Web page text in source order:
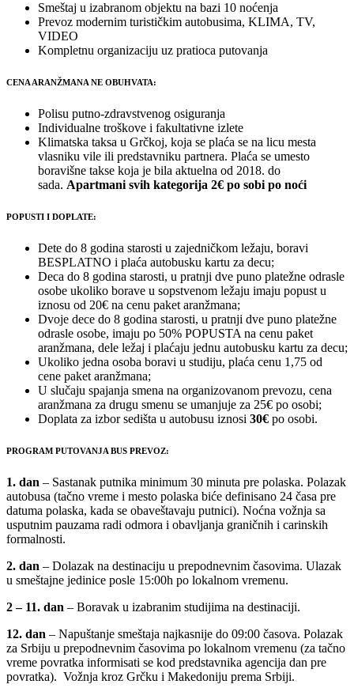
Smeštaj u izabranom objektu na bazi 10 noćenja
Prevoz modernim turističkim autobusima, KLIMA, TV,
VIDEO
Kompletnu organizaciju uz pratioca putovanja
CENA ARANŽMANA NE OBUHVATA:
Polisu putno-zdravstvenog osiguranja
Individualne troškove i fakultativne izlete
Klimatska taksa u Grčkoj, koja se plaća se na licu mesta
vlasniku vile ili predstavniku partnera. Plaća se umesto
boravišne takse koja je bila aktuelna od 2018. do
sada. Apartmani svih kategorija 2€ po sobi po noći
POPUSTI I DOPLATE:
Dete do 8 godina starosti u zajedničkom ležaju, boravi
BESPLATNO i plaća autobusku kartu za decu;
Deca do 8 godina starosti, u pratnji dve puno platežne odrasle
osobe ukoliko borave u sopstvenom ležaju imaju popust u
iznosu od 20€ na cenu paket aranžmana;
Dvoje dece do 8 godina starosti, u pratnji dve puno platežne
odrasle osobe, imaju po 50% POPUSTA na cenu paket
aranžmana, dele ležaj i plaćaju jednu autobusku kartu za decu;
Ukoliko jedna osoba boravi u studiju, plaća cenu 1,75 od
cene paket aranžmana;
U slučaju spajanja smena na organizovanom prevozu, cena
aranžmana za drugu smenu se umanjuje za 25€ po osobi;
Doplata za izbor sedišta u autobusu iznosi 30€ po osobi.
PROGRAM PUTOVANJA BUS PREVOZ:
1. dan – Sastanak putnika minimum 30 minuta pre polaska. Polazak
autobusa (tačno vreme i mesto polaska biće definisano 24 časa pre
datuma polaska, kada se obaveštavaju putnici). Noćna vožnja sa
usputnim pauzama radi odmora i obavljanja graničnih i carinskih
formalnosti.
2. dan – Dolazak na destinaciju u prepodnevnim časovima. Ulazak
u smeštajne jedinice posle 15:00h po lokalnom vremenu.
2 – 11. dan – Boravak u izabranim studijima na destinaciji.
12. dan – Napuštanje smeštaja najkasnije do 09:00 časova. Polazak
za Srbiju u prepodnevnim časovima po lokalnom vremenu (za tačno
vreme povratka informisati se kod predstavnika agencija dan pre
povratka). Vožnja kroz Grčku i Makedoniju prema Srbiji.